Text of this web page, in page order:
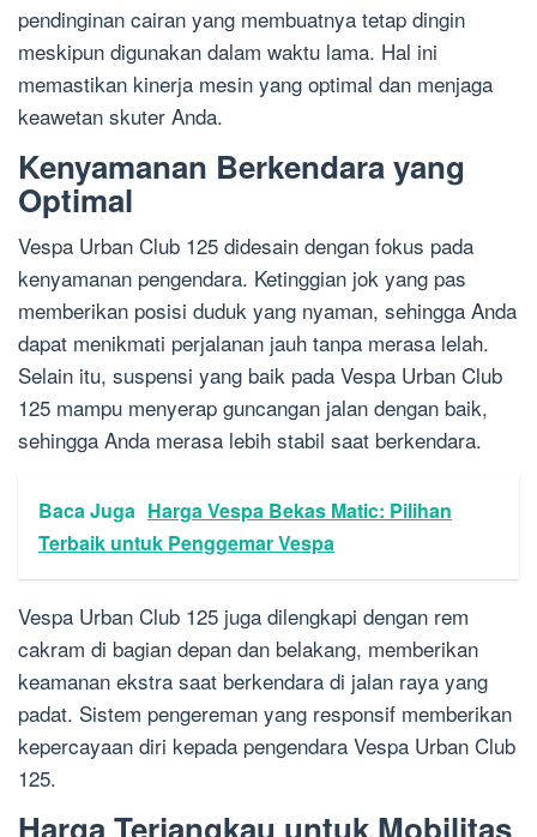
pendinginan cairan yang membuatnya tetap dingin
meskipun digunakan dalam waktu lama. Hal ini
memastikan kinerja mesin yang optimal dan menjaga
keawetan skuter Anda.
Kenyamanan Berkendara yang
Optimal
Vespa Urban Club 125 didesain dengan fokus pada
kenyamanan pengendara. Ketinggian jok yang pas
memberikan posisi duduk yang nyaman, sehingga Anda
dapat menikmati perjalanan jauh tanpa merasa lelah.
Selain itu, suspensi yang baik pada Vespa Urban Club
125 mampu menyerap guncangan jalan dengan baik,
sehingga Anda merasa lebih stabil saat berkendara.
Baca Juga Harga Vespa Bekas Matic: Pilihan
Terbaik untuk Penggemar Vespa
Vespa Urban Club 125 juga dilengkapi dengan rem
cakram di bagian depan dan belakang, memberikan
keamanan ekstra saat berkendara di jalan raya yang
padat. Sistem pengereman yang responsif memberikan
kepercayaan diri kepada pengendara Vespa Urban Club
125.